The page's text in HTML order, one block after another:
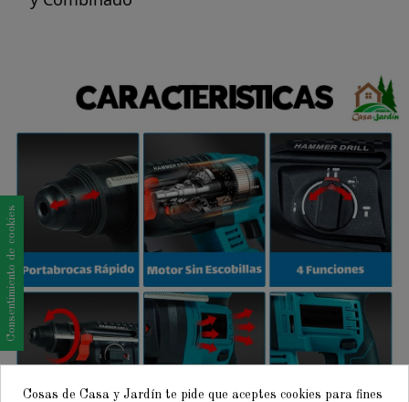
Cosas de Casa y Jardín te pide que aceptes cookies para fines
Consentimiento de cookies